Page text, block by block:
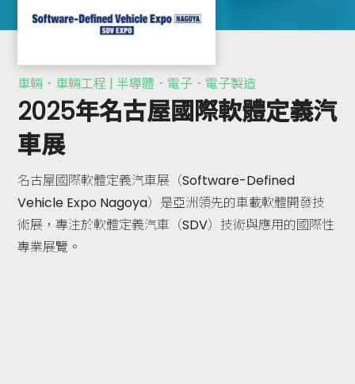
車輛．車輛工程 | 半導體．電子．電子製造
2025年名古屋國際軟體定義汽
車展
名古屋國際軟體定義汽車展（Software-Defined
Vehicle Expo Nagoya）是亞洲領先的車載軟體開發技
術展，專注於軟體定義汽車（SDV）技術與應用的國際性
專業展覽。